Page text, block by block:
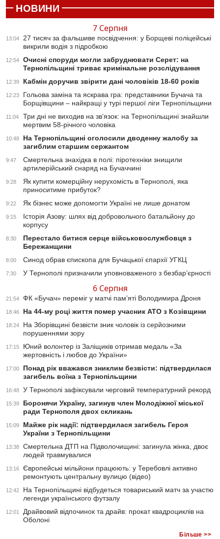
НОВИНИ
7 Серпня
13:04
27 тисяч за фальшиве посвідчення: у Борщеві поліцейські
викрили водія з підробкою
12:54
Очисні споруди могли забруднювати Серет: на
Тернопільщині триває кримінальне розслідування
12:39 Кабмін доручив звірити дані чоловіків 18-60 років
12:23
Гольова заміна та яскрава гра: представники Бучача та
Борщівщини – найкращі у турі першої ліги Тернопільщини
11:04
Три дні не виходив на зв’язок: на Тернопільщині знайшли
мертвим 58-річного чоловіка
10:48
На Тернопільщині оголосили дводенну жалобу за
загиблим старшим сержантом
9:47
Смертельна знахідка в полі: піротехніки знищили
артилерійський снаряд на Бучаччині
9:28
Як купити комерційну нерухомість в Тернополі, яка
приноситиме прибуток?
9:22 Як бізнес може допомогти Україні не лише донатом
9:15
Історія Азову: шлях від добровольчого батальйону до
корпусу
8:30
Перестало битися серце військовослужбовця з
Бережанщини
8:00 Синод обрав єпископа для Бучацької єпархії УГКЦ
7:30 У Тернополі призначили уповноваженого з безбар’єрності
6 Серпня
21:54 ФК «Бучач» переміг у матчі пам’яті Володимира Дроня
18:46 На 44-му році життя помер учасник АТО з Козівщини
18:24
На Зборівщині безвісти зник чоловік із серйозними
порушеннями зору
17:15
Юний волонтер із Заліщиків отримав медаль «За
жертовність і любов до України»
17:00
Понад рік вважався зниклим безвісти: підтвердилася
загибель воїна з Тернопільщини
16:48 У Тернополі зафіксували черговий температурний рекорд
15:39
Боронячи Україну, загинув член Молодіжної міської
ради Тернополя двох скликань
15:09
Майже рік надії: підтвердилася загибель Героя
України з Тернопільщини
13:38
Смертельна ДТП на Підволочищині: загинула жінка, двоє
людей травмувалися
13:16
Європейські мільйони працюють: у Теребовлі активно
ремонтують центральну вулицю (відео)
12:42
На Тернопільщині відбудеться товариський матч за участю
легенди українського футзалу
12:01
Драйвовий відпочинок та драйв: прокат квадроциклів на
Оболоні
Більше >>